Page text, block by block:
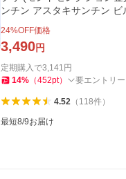
ンチン アスタキサンチン
24%OFF価格
3,490円
定期購入で3,141 円
14% （452pt） 要エントリー
4.52 （ 118件）
最短8/9お届け